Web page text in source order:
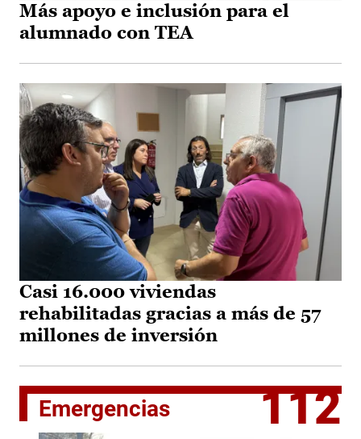
Más apoyo e inclusión para el
alumnado con TEA
Casi 16.000 viviendas
rehabilitadas gracias a más de 57
millones de inversión
Emergencias 112